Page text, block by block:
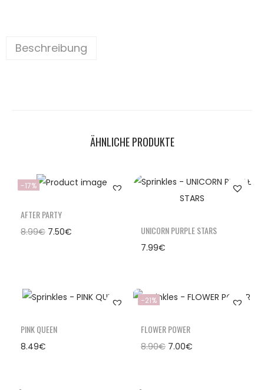
Beschreibung
ÄHNLICHE PRODUKTE
-17%
AFTER PARTY
8.99€ 7.50€ UNICORN PURPLE STARS
7.99€
PINK QUEEN
8.49€
-21%
FLOWER POWER
8.90€ 7.00€